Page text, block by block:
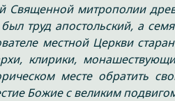
Священной митрополии
труд апостольский, а
местной Церкви
клирики,
месте обратить
Божие с великим